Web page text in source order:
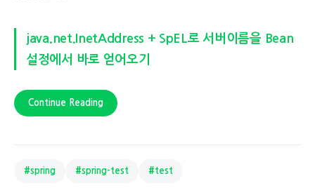
java.net.InetAddress + SpEL로 서버이름을 Bean
설정에서 바로 얻어오기
Continue Reading
#spring #spring-test #test